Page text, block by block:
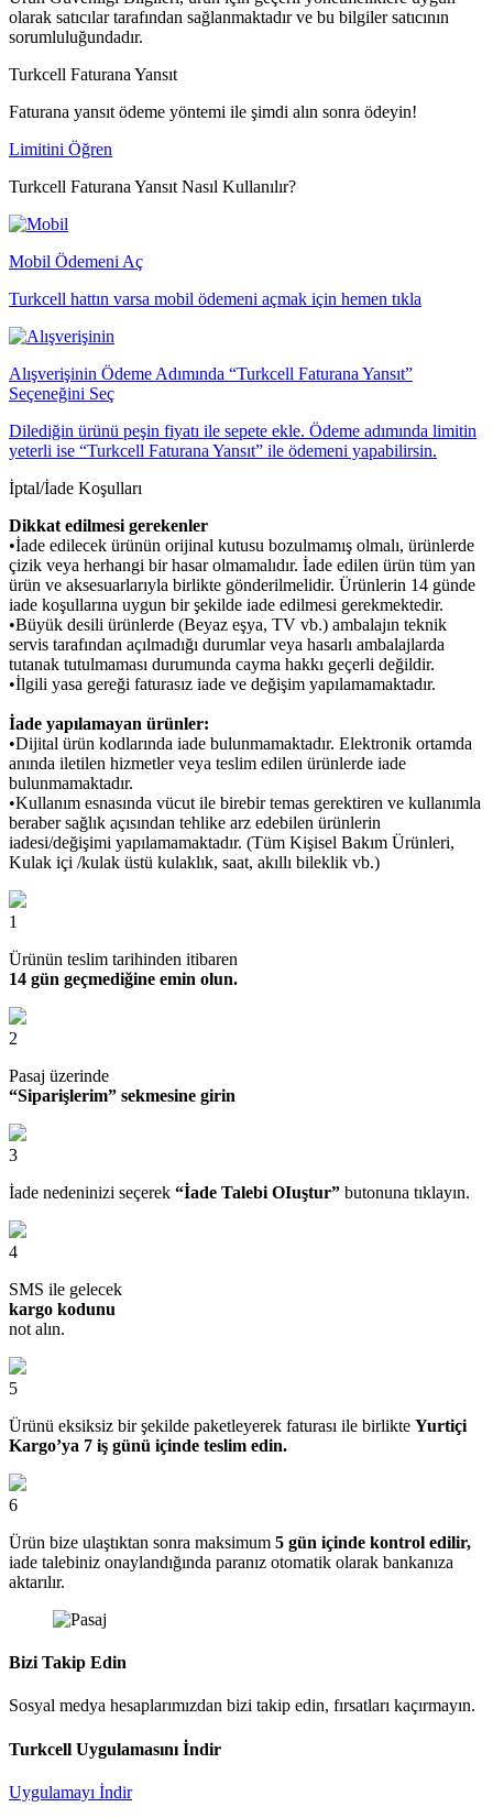
olarak satıcılar tarafından sağlanmaktadır ve bu bilgiler satıcının
sorumluluğundadır.
Turkcell Faturana Yansıt
Faturana yansıt ödeme yöntemi ile şimdi alın sonra ödeyin!
Limitini Öğren
Turkcell Faturana Yansıt Nasıl Kullanılır?
Mobil Ödemeni Aç
Turkcell hattın varsa mobil ödemeni açmak için hemen tıkla
Alışverişinin Ödeme Adımında “Turkcell Faturana Yansıt”
Seçeneğini Seç
Dilediğin ürünü peşin fiyatı ile sepete ekle. Ödeme adımında limitin
yeterli ise “Turkcell Faturana Yansıt” ile ödemeni yapabilirsin.
İptal/İade Koşulları
Dikkat edilmesi gerekenler
•İade edilecek ürünün orijinal kutusu bozulmamış olmalı, ürünlerde
çizik veya herhangi bir hasar olmamalıdır. İade edilen ürün tüm yan
ürün ve aksesuarlarıyla birlikte gönderilmelidir. Ürünlerin 14 günde
iade koşullarına uygun bir şekilde iade edilmesi gerekmektedir.
•Büyük desili ürünlerde (Beyaz eşya, TV vb.) ambalajın teknik
servis tarafından açılmadığı durumlar veya hasarlı ambalajlarda
tutanak tutulmaması durumunda cayma hakkı geçerli değildir.
•İlgili yasa gereği faturasız iade ve değişim yapılamamaktadır.
İade yapılamayan ürünler:
•Dijital ürün kodlarında iade bulunmamaktadır. Elektronik ortamda
anında iletilen hizmetler veya teslim edilen ürünlerde iade
bulunmamaktadır.
•Kullanım esnasında vücut ile birebir temas gerektiren ve kullanımla
beraber sağlık açısından tehlike arz edebilen ürünlerin
iadesi/değişimi yapılamamaktadır. (Tüm Kişisel Bakım Ürünleri,
Kulak içi /kulak üstü kulaklık, saat, akıllı bileklik vb.)
1
Ürünün teslim tarihinden itibaren
14 gün geçmediğine emin olun.
2
Pasaj üzerinde
“Siparişlerim” sekmesine girin
3
İade nedeninizi seçerek “İade Talebi OIuştur” butonuna tıklayın.
4
SMS ile gelecek
kargo kodunu
not alın.
5
Ürünü eksiksiz bir şekilde paketleyerek faturası ile birlikte Yurtiçi
Kargo’ya 7 iş günü içinde teslim edin.
6
Ürün bize ulaştıktan sonra maksimum 5 gün içinde kontrol edilir,
iade talebiniz onaylandığında paranız otomatik olarak bankanıza
aktarılır.
Bizi Takip Edin
Sosyal medya hesaplarımızdan bizi takip edin, fırsatları kaçırmayın.
Turkcell Uygulamasını İndir
Uygulamayı İndir